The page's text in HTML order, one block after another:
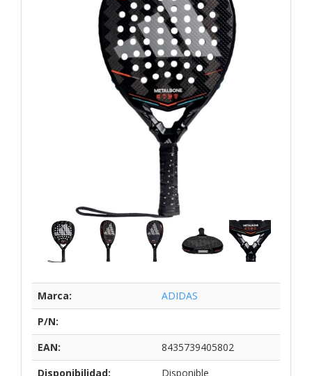
Marca:
ADIDAS
P/N:
EAN:
8435739405802
Disponibilidad:
Disponible